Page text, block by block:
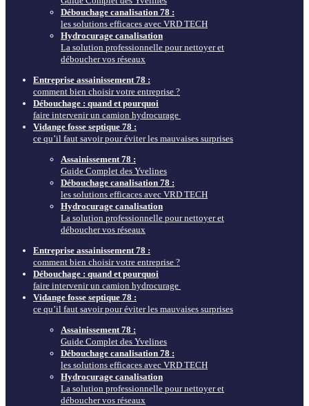
Débouchage canalisation 78 :
les solutions efficaces avec VRD TECH
Hydrocurage canalisation
La solution professionnelle pour nettoyer et
déboucher vos réseaux
Entreprise assainissement 78 :
comment bien choisir votre entreprise ?
Débouchage : quand et pourquoi
faire intervenir un camion hydrocurage
Vidange fosse septique 78 :
ce qu’il faut savoir pour éviter les mauvaises surprises
Assainissement 78 :
Guide Complet des Yvelines
Débouchage canalisation 78 :
les solutions efficaces avec VRD TECH
Hydrocurage canalisation
La solution professionnelle pour nettoyer et
déboucher vos réseaux
Entreprise assainissement 78 :
comment bien choisir votre entreprise ?
Débouchage : quand et pourquoi
faire intervenir un camion hydrocurage
Vidange fosse septique 78 :
ce qu’il faut savoir pour éviter les mauvaises surprises
Assainissement 78 :
Guide Complet des Yvelines
Débouchage canalisation 78 :
les solutions efficaces avec VRD TECH
Hydrocurage canalisation
La solution professionnelle pour nettoyer et
déboucher vos réseaux